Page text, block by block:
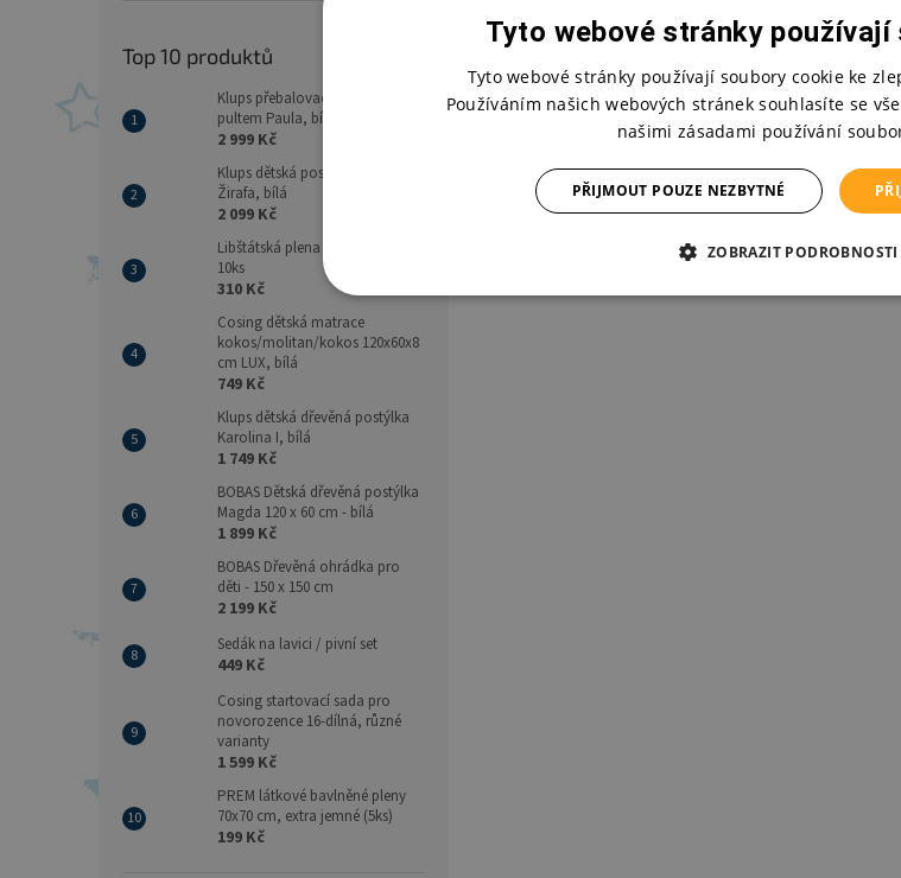
Top 10 produktů
Klups přebalovací komoda s
pultem Paula, bílá
2 999 Kč
Klups dětská postýlka Safari
Žirafa, bílá
2 099 Kč
Libštátská plena 70x70 - balení
10ks
310 Kč
Cosing dětská matrace
kokos/molitan/kokos 120x60x8
cm LUX, bílá
749 Kč
Klups dětská dřevěná postýlka
Karolina I, bílá
1 749 Kč
BOBAS Dětská dřevěná postýlka
Magda 120 x 60 cm - bílá
1 899 Kč
BOBAS Dřevěná ohrádka pro
děti - 150 x 150 cm
2 199 Kč
Sedák na lavici / pivní set
449 Kč
Cosing startovací sada pro
novorozence 16-dílná, různé
varianty
1 599 Kč
PREM látkové bavlněné pleny
70x70 cm, extra jemné (5ks)
199 Kč
- Materiál: 100% bavlna
- Údržba: lze prát v pračce na jemný prací program
Tyto webové stránky používají
Tyto webové stránky používají soubory cookie ke
Používáním našich webových stránek souhlasíte se
našimi zásadami používání
PŘIJMOUT POUZE NEZBYTNÉ
ZOBRAZIT PODROBNOSTI